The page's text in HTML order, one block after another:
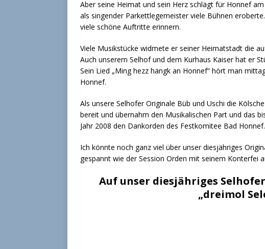
Aber seine Heimat und sein Herz schlägt für Honnef
als singender Parkettlegemeister viele Bühnen
viele schöne Auftritte erinnern.
Viele Musikstücke widmete er seiner Heimatstadt die
Auch unserem Selhof und dem Kurhaus Kaiser hat er
Sein Lied „Ming hezz hängk an Honnef“ hört man
Honnef.
Als unsere Selhofer Originale Büb und Uschi die
bereit und übernahm den Musikalischen Part und das
Jahr 2008 den Dankorden des Festkomitee Bad Honnef.
Ich könnte noch ganz viel über unser diesjähriges
gespannt wie der Session Orden mit seinem Konterfei
Auf unser diesjähriges
„dreimol